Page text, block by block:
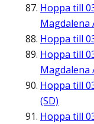
Hoppa till
Magdalena
Hoppa till
Hoppa till
Magdalena
Hoppa till
(SD)
Hoppa till